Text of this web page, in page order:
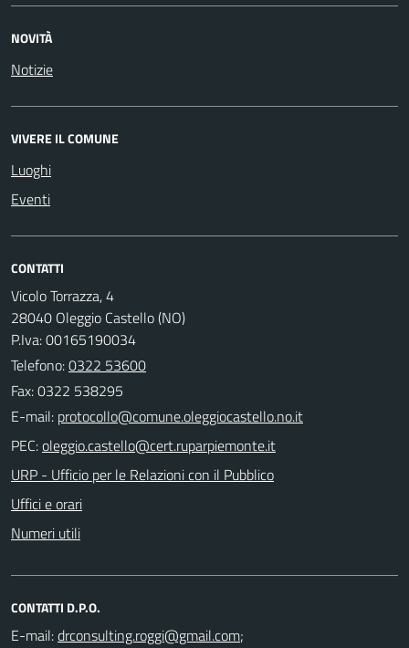
NOVITÀ
Notizie
VIVERE IL COMUNE
Luoghi
Eventi
CONTATTI
Vicolo Torrazza, 4
28040 Oleggio Castello (NO)
P.Iva: 00165190034
Telefono:0322 53600
Fax: 0322 538295
E-mail:
PEC:
URP - Ufficio per le Relazioni con il Pubblico
Uffici e orari
Numeri utili
CONTATTI D.P.O.
E-mail:
;